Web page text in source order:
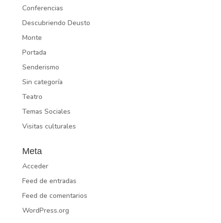
Conferencias
Descubriendo Deusto
Monte
Portada
Senderismo
Sin categoría
Teatro
Temas Sociales
Visitas culturales
Meta
Acceder
Feed de entradas
Feed de comentarios
WordPress.org